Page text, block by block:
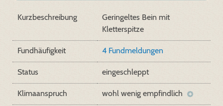
Kurzbeschreibung
Geringeltes Bein mit
Kletterspitze
Fundhäufigkeit 4 Fundmeldungen
Status eingeschleppt
Klimaanspruch wohl wenig empfindlich